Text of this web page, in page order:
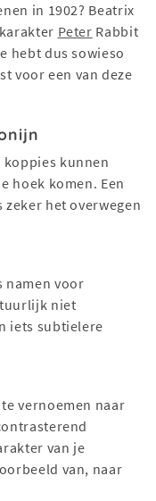
in 1902? Beatrix
Peter Rabbit
hebt dus sowieso
voor een van deze
koppies kunnen
hoek komen. Een
het overwegen
namen voor
niet
iets subtielere
vernoemen naar
van je
van, naar